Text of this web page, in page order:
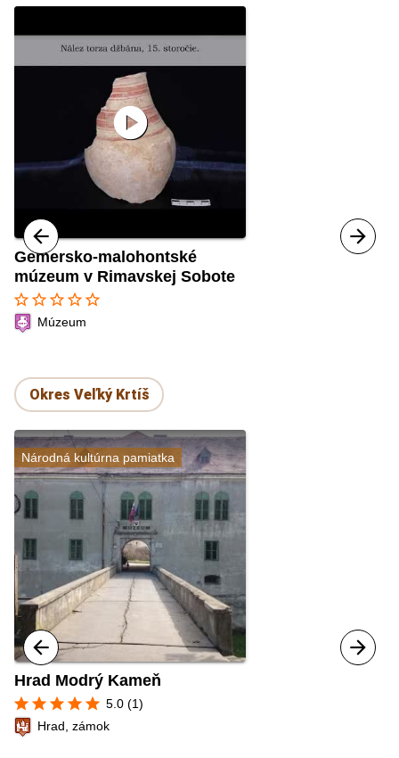
play_circle
Gemersko-malohontské
múzeum v Rimavskej Sobote
star_border star_border star_border star_border star_border
Múzeum
Okres Veľký Krtíš
Národná kultúrna pamiatka
Hrad Modrý Kameň
star star star star star 5.0 (1)
Hrad, zámok